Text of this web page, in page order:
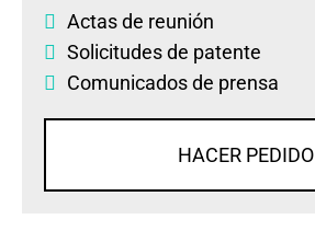
Actas de reunión
Solicitudes de patente
Comunicados de prensa
HACER PEDIDO